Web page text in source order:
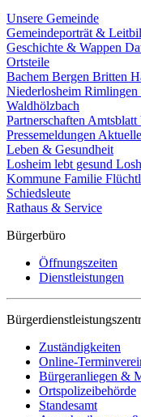
Unsere Gemeinde
Gemeindeporträt &
Geschichte & Wappen
Ortsteile
Bachem Bergen Britten
Niederlosheim Rimlingen
Waldhölzbach
Partnerschaften Amtsblatt
Pressemeldungen
Leben & Gesundheit
Losheim lebt gesund
Kommune Familie
Schiedsleute
Rathaus & Service
Bürgerbüro
Öffnungszeiten
Dienstleistungen
Zuständigkeiten
Online-
Bürgeranliegen &
Ortspolizeibehörde
Standesamt